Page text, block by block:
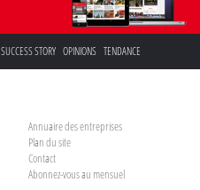
SUCCESS STORY OPINIONS TENDANCE
Annuaire des entreprises
Plan du site
Contact
Abonnez-vous au mensuel